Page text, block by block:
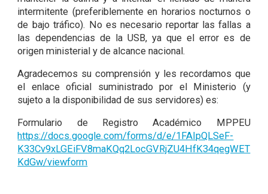
intermitente (preferiblemente en horarios nocturnos o
de bajo tráfico). No es necesario reportar las fallas a
las dependencias de la USB, ya que el error es de
origen ministerial y de alcance nacional.
Agradecemos su comprensión y les recordamos que
el enlace oficial suministrado por el Ministerio (y
sujeto a la disponibilidad de sus servidores) es:
Formulario de Registro Académico MPPEU
https://docs.google.com/forms/d/e/1FAIpQLSeF-
K33Cv9xLGEiFV8maKQq2LocGVRjZU4HfK34qegWET
KdGw/viewform